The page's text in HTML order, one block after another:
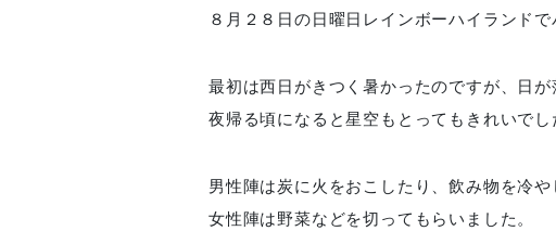
８月２８日の日曜日レインボーハイランド
最初は西日がきつく暑かったのですが、日が
夜帰る頃になると星空もとってもきれいでし
男性陣は炭に火をおこしたり、飲み物を冷や
女性陣は野菜などを切ってもらいました。